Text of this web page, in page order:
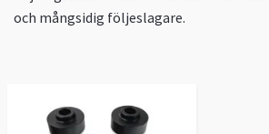
och mångsidig följeslagare.